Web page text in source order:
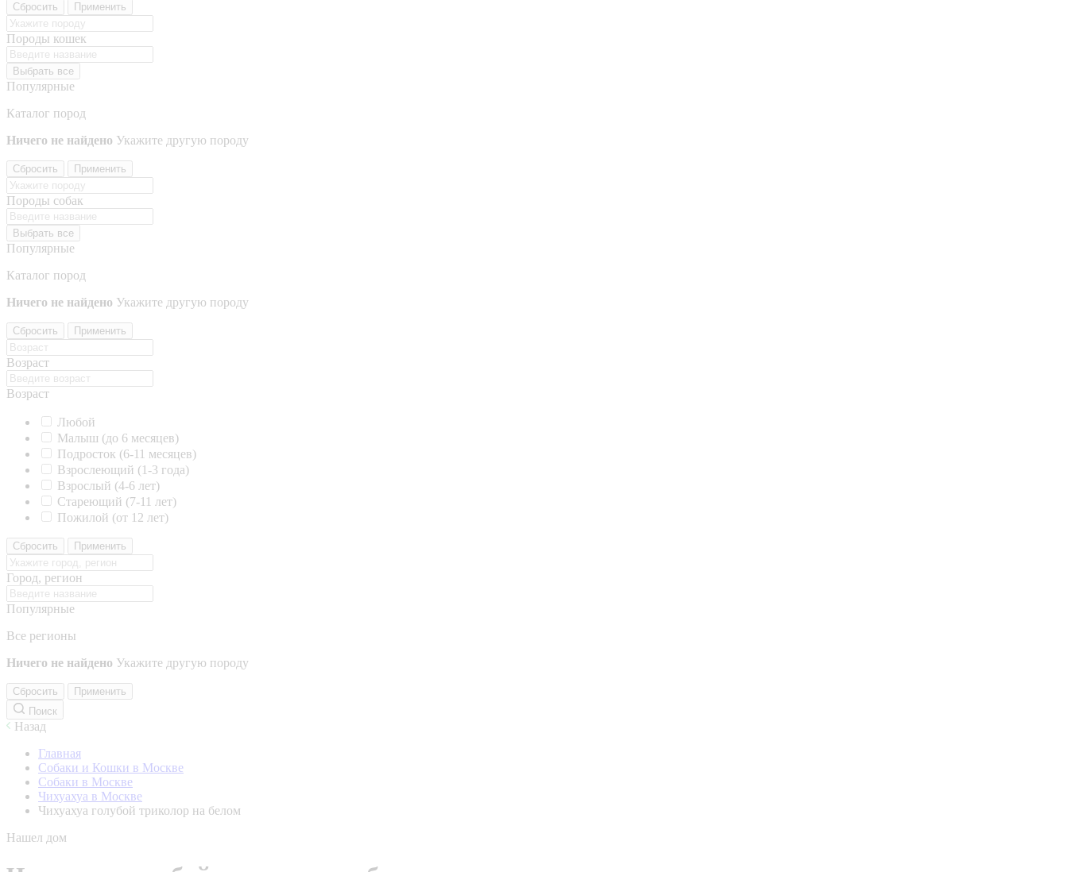
Сбросить Применить
Породы кошек
Выбрать все
Популярные
Каталог пород
Ничего не найдено Укажите другую породу
Сбросить Применить
Породы собак
Выбрать все
Популярные
Каталог пород
Ничего не найдено Укажите другую породу
Сбросить Применить
Возраст
Возраст
Любой
Малыш (до 6 месяцев)
Подросток (6-11 месяцев)
Взрослеющий (1-3 года)
Взрослый (4-6 лет)
Стареющий (7-11 лет)
Пожилой (от 12 лет)
Сбросить Применить
Город, регион
Популярные
Все регионы
Ничего не найдено Укажите другую породу
Сбросить
Применить
Поиск
Назад
Главная
Собаки и Кошки в Москве
Собаки в Москве
Чихуахуа в Москве
Чихуахуа голубой триколор на белом
Нашел дом